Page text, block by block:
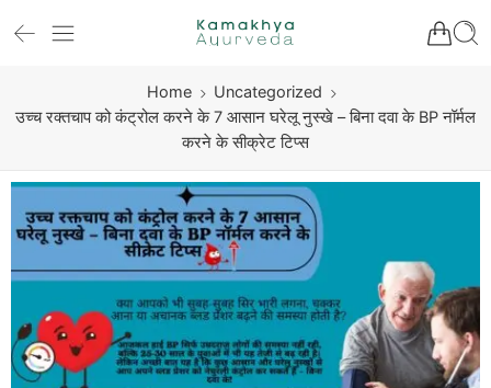
Home
Uncategorized
उच्च रक्तचाप को कंट्रोल करने के 7 आसान घरेलू नुस्खे – बिना दवा के BP नॉर्मल
करने के सीक्रेट टिप्स